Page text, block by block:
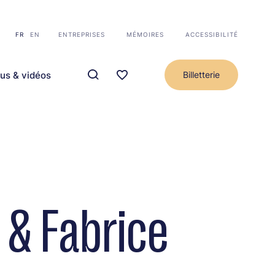
FR EN ENTREPRISES MÉMOIRES ACCESSIBILITÉ
& vidéos Billetterie
Fabrice